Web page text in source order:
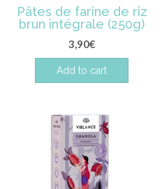
Pâtes de farine de riz
brun intégrale (250g)
3,90€
Add to cart